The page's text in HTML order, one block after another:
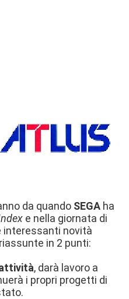
da quando SEGA ha
e nella giornata di
interessanti novità
riassunte in 2 punti:
, darà lavoro a
i propri progetti di